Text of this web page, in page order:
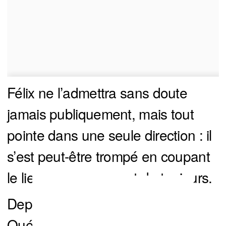
Félix ne l’admettra sans doute
jamais publiquement, mais tout
pointe dans une seule direction : il
s’est peut-être trompé en coupant
le lien avec son agent de toujours.
Depuis cette cassure, le